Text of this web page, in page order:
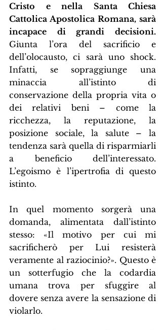
Cristo e nella Santa Chiesa
Cattolica Apostolica Romana, sarà
incapace di grandi decisioni.
Giunta l’ora del sacrificio e
dell’olocausto, ci sarà uno shock.
Infatti, se sopraggiunge una
minaccia all’istinto di
conservazione della propria vita o
dei relativi beni – come la
ricchezza, la reputazione, la
posizione sociale, la salute – la
tendenza sarà quella di risparmiarli
a beneficio dell’interessato.
L’egoismo è l’ipertrofia di questo
istinto.
In quel momento sorgerà una
domanda, alimentata dall’istinto
stesso: «Il motivo per cui mi
sacrificherò per Lui resisterà
veramente al raziocinio?». Questo è
un sotterfugio che la codardia
umana trova per sfuggire al
dovere senza avere la sensazione di
violarlo.